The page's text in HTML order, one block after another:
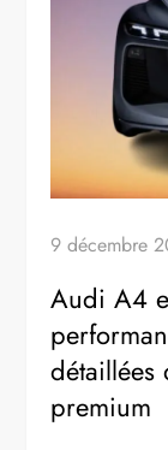
9 décembre
Audi A4
premium